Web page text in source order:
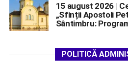
15 august 2026 |
„Sfinții Apostoli
Sântimbru:
POLITICĂ